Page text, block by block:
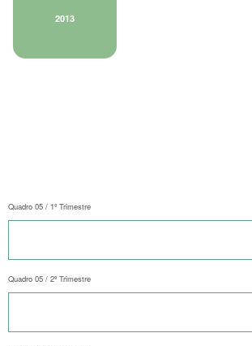
2013
Quadro 05 / 1º Trimestre
Quadro 05 / 2º Trimestre